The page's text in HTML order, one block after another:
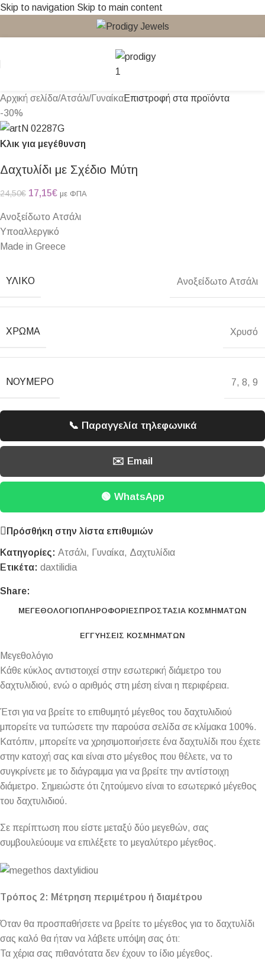
Skip to navigation Skip to main content
Αρχική σελίδα/Ατσάλι/ΓυναίκαΕπιστροφή στα προϊόντα
-30%
Κλικ για μεγέθυνση
Δαχτυλίδι με Σχέδιο Μύτη
24,50€ 17,15€ με ΦΠΑ
Ανοξείδωτο Ατσάλι
Υποαλλεργικό
Made in Greece
ΥΛΙΚΌ Ανοξείδωτο Ατσάλι
ΧΡΏΜΑ Χρυσό
ΝΟΎΜΕΡΟ 7, 8, 9
📞 Παραγγελία τηλεφωνικά
✉️ Email
🟢 WhatsApp
Πρόσθήκη στην λίστα επιθυμιών
Κατηγορίες: Ατσάλι, Γυναίκα, Δαχτυλίδια
Ετικέτα: daxtilidia
Share:
ΜΕΓΕΘΟΛΌΓΙΟΠΛΗΡΟΦΟΡΊΕΣΠΡΟΣΤΑΣΊΑ ΚΟΣΜΗΜΆΤΩΝ
ΕΓΓΥΉΣΕΙΣ ΚΟΣΜΗΜΆΤΩΝ
Μεγεθολόγιο
Κάθε κύκλος αντιστοιχεί στην εσωτερική διάμετρο του
δαχτυλιδιού, ενώ ο αριθμός στη μέση είναι η περιφέρεια.
Έτσι για να βρείτε το επιθυμητό μέγεθος του δαχτυλιδιού
μπορείτε να τυπώσετε την παρούσα σελίδα σε κλίμακα 100%.
Κατόπιν, μπορείτε να χρησιμοποιήσετε ένα δαχτυλίδι που έχετε
στην κατοχή σας και είναι στο μέγεθος που θέλετε, να το
συγκρίνετε με το διάγραμμα για να βρείτε την αντίστοιχη
διάμετρο. Σημειώστε ότι ζητούμενο είναι το εσωτερικό μέγεθος
του δαχτυλιδιού.
Σε περίπτωση που είστε μεταξύ δύο μεγεθών, σας
συμβουλεύουμε να επιλέξετε το μεγαλύτερο μέγεθος.
Τρόπος 2: Μέτρηση περιμέτρου ή διαμέτρου
Όταν θα προσπαθήσετε να βρείτε το μέγεθος για το δαχτυλίδι
σας καλό θα ήταν να λάβετε υπόψη σας ότι:
Τα χέρια σας πιθανότατα δεν έχουν το ίδιο μέγεθος.